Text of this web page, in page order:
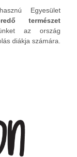
Egyesület
természet
az ország
diákja számára.